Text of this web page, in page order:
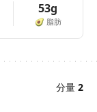
53g
🥑 脂肪
分量 2